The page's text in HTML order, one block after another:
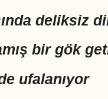
deliksiz
bir gök
ufalanıyor